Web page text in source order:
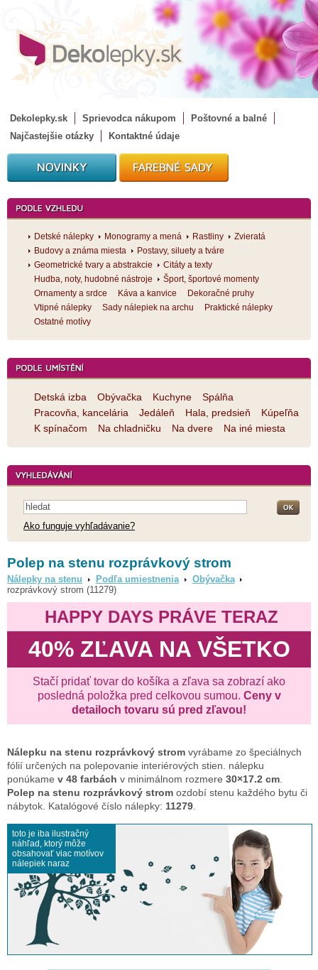
Dekolepky.sk Sprievodca nákupom
Poštovné a balné
Najčastejšie otázky
Kontaktné údaje
Detské nálepky Monogramy a mená Rastliny
Zvieratá
Budovy a známa miesta
Postavy, siluety a tváre
Geometrické tvary a abstrakcie
Citáty a texty
Hudba, noty, hudobné nástroje
Šport, športové momenty
Ornamenty a srdce
Káva a kanvice
Dekoračné pruhy
Vtipné nálepky
Sady nálepiek na archu
Praktické nálepky
Ostatné motívy
Detská izba Obývačka Kuchyne
Spálňa
Pracovňa, kancelária
Jedáleň Hala, predsieň
Kúpeľňa
K spínačom
Na chladničku Na dvere Na iné miesta
Ako funguje vyhľadávanie?
Polep na stenu rozprávkový strom
Nálepky na stenu Podľa umiestnenia
Obývačka
rozprávkový strom (11279)
HAPPY DAYS PRÁVE TERAZ
40% ZĽAVA NA VŠETKO
Stačí pridať tovar do košíka a zľava sa zobrazí ako
posledná položka pred celkovou sumou. Ceny v
detailoch tovaru sú pred zľavou!
Nálepku na stenu rozprávkový strom vyrábame zo špeciálnych
fólií určených na polepovanie interiérových stien. nálepku
ponúkame v 48 farbách v minimálnom rozmere 30×17.2 cm
Polep na stenu rozprávkový strom ozdobí stenu každého bytu či
nábytok. Katalógové číslo nálepky: 11279
toto je iba ilustračný
náhľad, ktorý môže
obsahovať viac motívov
nálepiek naraz